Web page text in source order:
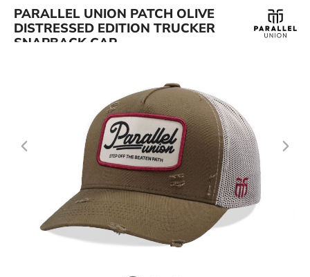
PARALLEL UNION PATCH OLIVE
DISTRESSED EDITION TRUCKER
SNAPBACK CAP
Spring over billedgalleri